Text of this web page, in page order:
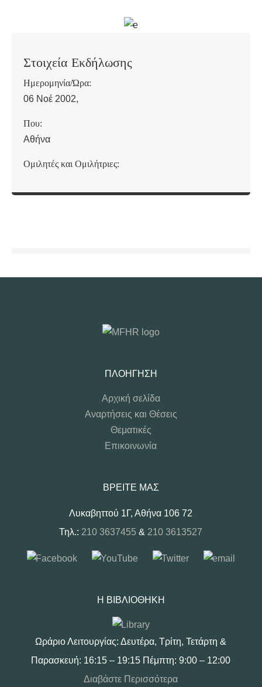
Στοιχεία Εκδήλωσης
Ημερομηνία/Ώρα:
06 Νοέ 2002,
Που:
Αθήνα
Ομιλητές και Ομιλήτριες:
ΠΛΟΉΓΗΣΗ
Αρχική σελίδα
Αναρτήσεις και Θέσεις
Θεματικές
Επικοινωνία
ΒΡΕΊΤΕ ΜΑΣ
Λυκαβηττού 1Γ, Αθήνα 106 72
Τηλ.: 210 3637455 & 210 3613527
Η ΒΙΒΛΙΟΘΉΚΗ
Ωράριο Λειτουργίας: Δευτέρα, Τρίτη, Τετάρτη &
Παρασκευή: 16:15 – 19:15 Πέμπτη: 9:00 – 12:00
Διαβάστε Περισσότερα